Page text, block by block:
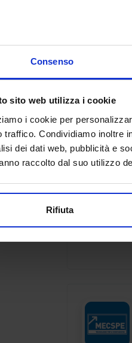
Consenso
sito web utilizza i cookie
i cookie per
traffico. Condividiamo inoltre
dei dati web, pubblicità e
raccolto dal suo utilizzo
Rifiuta